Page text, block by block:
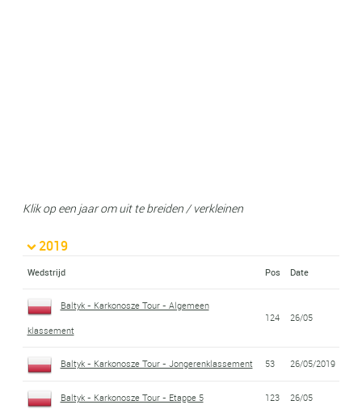
Klik op een jaar om uit te breiden / verkleinen
2019
Wedstrijd Pos Date
Baltyk - Karkonosze Tour - Algemeen
klassement
124 26/05
Baltyk - Karkonosze Tour - Jongerenklassement 53 26/05/2019
Baltyk - Karkonosze Tour - Etappe 5 123 26/05